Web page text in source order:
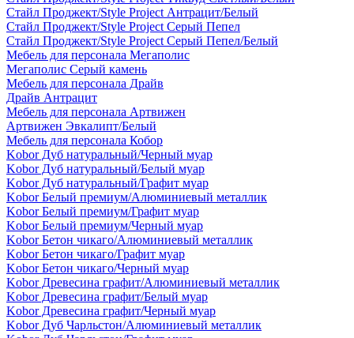
Стайл Проджект/Style Project Антрацит/Белый
Стайл Проджект/Style Project Серый Пепел
Стайл Проджект/Style Project Серый Пепел/Белый
Мебель для персонала Мегаполис
Мегаполис Серый камень
Мебель для персонала Драйв
Драйв Антрацит
Мебель для персонала Артвижен
Артвижен Эвкалипт/Белый
Мебель для персонала Кобор
Kobor Дуб натуральный/Черный муар
Kobor Дуб натуральный/Белый муар
Kobor Дуб натуральный/Графит муар
Kobor Белый премиум/Алюминиевый металлик
Kobor Белый премиум/Графит муар
Kobor Белый премиум/Черный муар
Kobor Бетон чикаго/Алюминиевый металлик
Kobor Бетон чикаго/Графит муар
Kobor Бетон чикаго/Черный муар
Kobor Древесина графит/Алюминиевый металлик
Kobor Древесина графит/Белый муар
Kobor Древесина графит/Черный муар
Kobor Дуб Чарльстон/Алюминиевый металлик